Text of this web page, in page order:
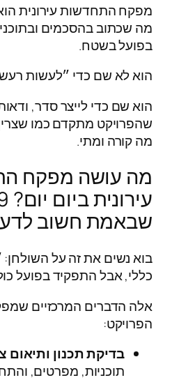
מפקח התחדשות עירונית
מה שכתוב בהסכמים
בפועל בשטח.
הוא לא שם כדי ״לעשות
הוא שם כדי לייצר סדר,
שהפרויקט מתקדם כמו
מה קורה ומתי.
מה עושה מפקח
שבאמת חשוב
בוא נשים את זה על
כללי, אבל התפקיד בפועל
אלה הדברים המרכזיים
הפרויקט:
בדיקת תכנון ותיאום
תוכניות, מפרטים,